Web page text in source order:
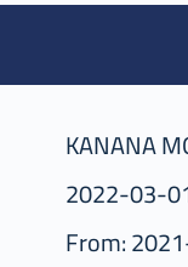
KANANA
2022-03-
From: